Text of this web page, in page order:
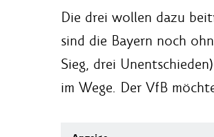
Die drei wollen dazu
sind die Bayern noch
Sieg, drei
im Wege. Der VfB